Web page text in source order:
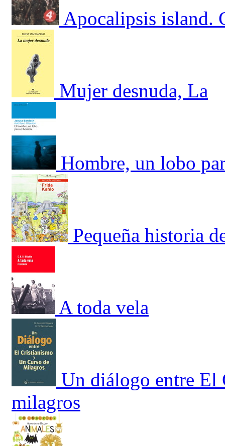
Apocalipsis island.
Mujer desnuda, La
Hombre, un lobo
Pequeña historia
A toda vela
Un diálogo entre El
milagros